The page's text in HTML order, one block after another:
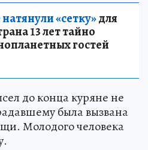
«сетку»для
13 лет тайно
гостей
до конца куряне не
была вызвана
Молодого человека